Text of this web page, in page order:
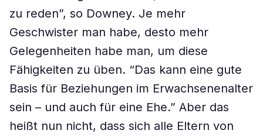
zu reden”, so Downey. Je mehr
Geschwister man habe, desto mehr
Gelegenheiten habe man, um diese
Fähigkeiten zu üben. “Das kann eine gute
Basis für Beziehungen im Erwachsenenalter
sein – und auch für eine Ehe.” Aber das
heißt nun nicht, dass sich alle Eltern von